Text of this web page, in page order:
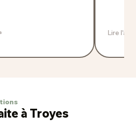
Lire
à Troyes